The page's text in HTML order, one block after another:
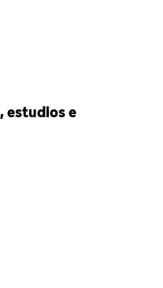
estudios e